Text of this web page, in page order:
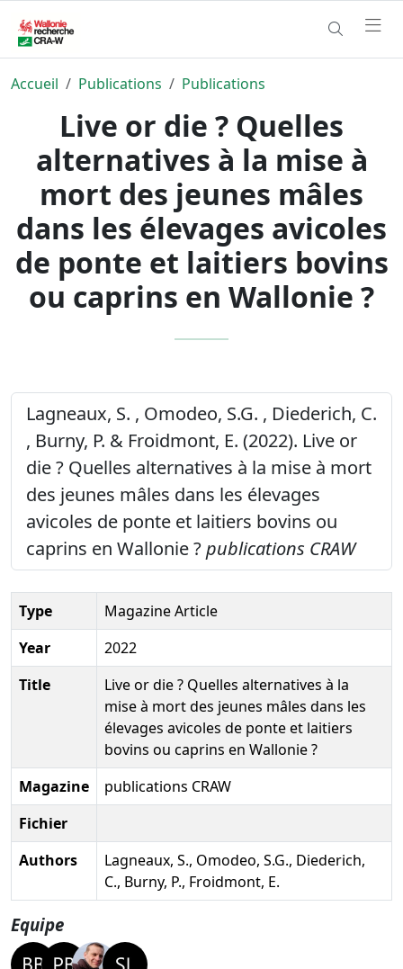
Accueil Publications Publications
Live or die ? Quelles
alternatives à la mise à
mort des jeunes mâles
dans les élevages avicoles
de ponte et laitiers bovins
ou caprins en Wallonie ?
Lagneaux, S. , Omodeo, S.G. , Diederich, C.
, Burny, P. & Froidmont, E. (2022). Live or
die ? Quelles alternatives à la mise à mort
des jeunes mâles dans les élevages
avicoles de ponte et laitiers bovins ou
caprins en Wallonie ?publications CRAW
Type
Magazine Article
Year
2022
Title
Live or die ? Quelles alternatives à la
mise à mort des jeunes mâles dans les
élevages avicoles de ponte et laitiers
bovins ou caprins en Wallonie ?
Magazine
publications CRAW
Fichier
Authors
Lagneaux, S., Omodeo, S.G., Diederich,
C., Burny, P., Froidmont, E.
Equipe